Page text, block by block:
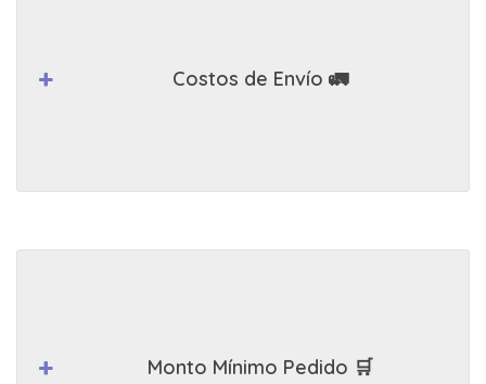
Costos de Envío 🚛
Monto Mínimo Pedido 🛒